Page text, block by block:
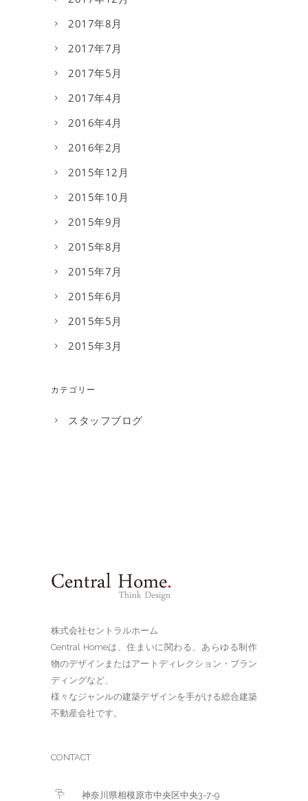
2017年8月
2017年7月
2017年5月
2017年4月
2016年4月
2016年2月
2015年12月
2015年10月
2015年9月
2015年8月
2015年7月
2015年6月
2015年5月
2015年3月
カテゴリー
スタッフブログ
株式会社セントラルホーム
Central Homeは、住まいに関わる、あらゆる制作
物のデザインまたはアートディレクション・ブラン
ディングなど、
様々なジャンルの建築デザインを手がける総合建築
不動産会社です。
CONTACT
神奈川県相模原市中央区中央3-7-9